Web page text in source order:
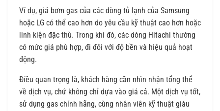
Ví dụ, giá bơm gas của các dòng tủ lạnh của Samsung
hoặc LG có thể cao hơn do yêu cầu kỹ thuật cao hơn hoặc
linh kiện đặc thù. Trong khi đó, các dòng Hitachi thường
có mức giá phù hợp, đi đôi với độ bền và hiệu quả hoạt
động.
Điều quan trọng là, khách hàng cần nhìn nhận tổng thể
về dịch vụ, chứ không chỉ dựa vào giá cả. Một dịch vụ tốt,
sử dụng gas chính hãng, cùng nhân viên kỹ thuật giàu